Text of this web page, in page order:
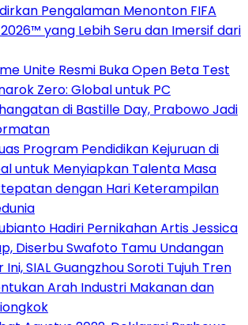
Pengalaman Menonton FIFA
yang Lebih Seru dan Imersif dari
Unite Resmi Buka Open Beta Test
Zero: Global untuk PC
di Bastille Day, Prabowo Jadi
Program Pendidikan Kejuruan di
untuk Menyiapkan Talenta Masa
dengan Hari Keterampilan
Hadiri Pernikahan Artis Jessica
Diserbu Swafoto Tamu Undangan
SIAL Guangzhou Soroti Tujuh Tren
Arah Industri Makanan dan